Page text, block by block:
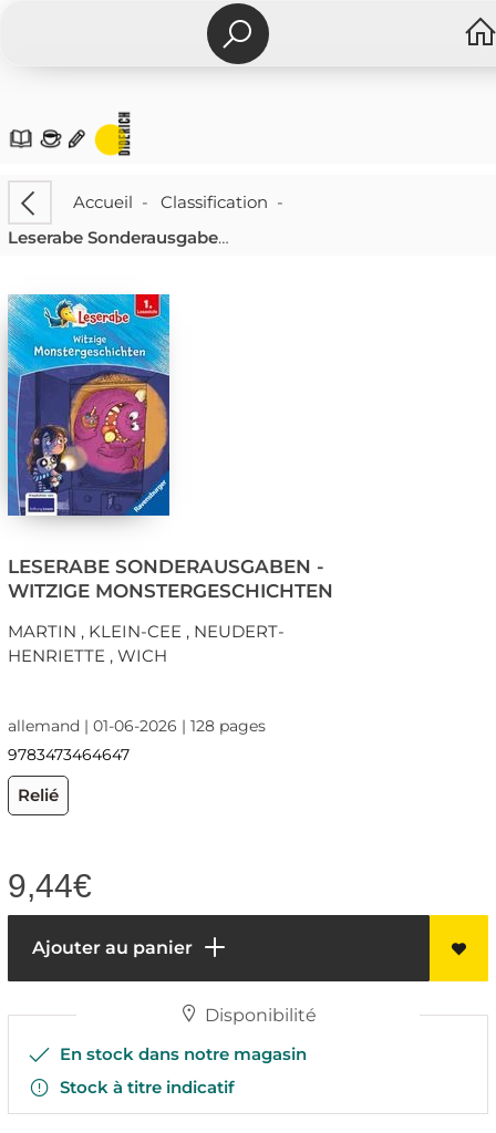
Accueil - Classification -
Leserabe Sonderausgaben - Witzige Monstergeschichten
LESERABE SONDERAUSGABEN -
WITZIGE MONSTERGESCHICHTEN
MARTIN , KLEIN-CEE , NEUDERT-
HENRIETTE , WICH
allemand | 01-06-2026 | 128 pages
9783473464647
Relié
9,44€
Ajouter au panier
Disponibilité
En stock dans notre magasin
Stock à titre indicatif